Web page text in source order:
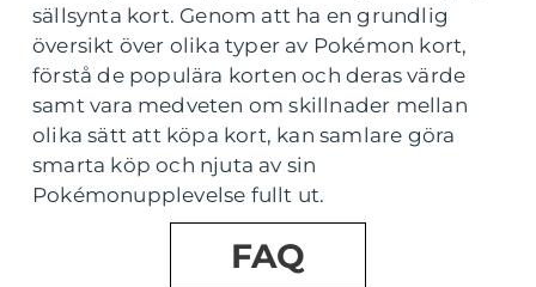
sällsynta kort. Genom att ha en grundlig
översikt över olika typer av Pokémon kort,
förstå de populära korten och deras värde
samt vara medveten om skillnader mellan
olika sätt att köpa kort, kan samlare göra
smarta köp och njuta av sin
Pokémonupplevelse fullt ut.
FAQ